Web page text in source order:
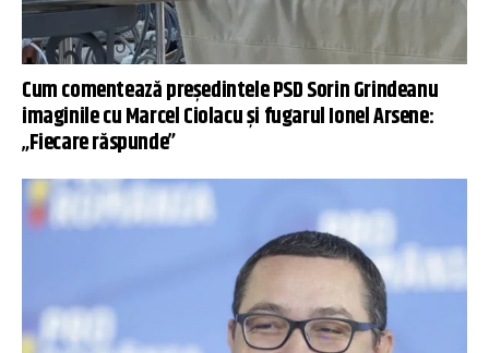
Cum comentează președintele PSD Sorin Grindeanu
imaginile cu Marcel Ciolacu şi fugarul Ionel Arsene:
„Fiecare răspunde”